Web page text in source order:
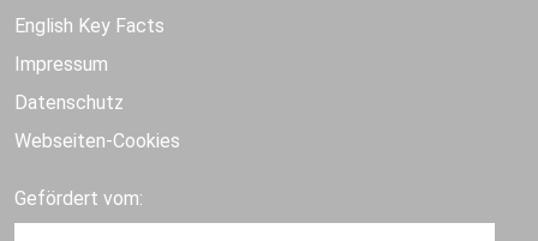
English Key Facts
Impressum
Datenschutz
Webseiten-Cookies
Gefördert vom: